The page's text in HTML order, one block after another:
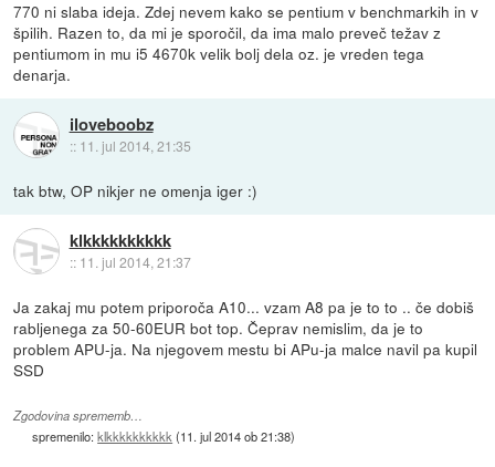
770 ni slaba ideja. Zdej nevem kako se pentium v benchmarkih in v
špilih. Razen to, da mi je sporočil, da ima malo preveč težav z
pentiumom in mu i5 4670k velik bolj dela oz. je vreden tega
denarja.
iloveboobz
:: 11. jul 2014, 21:35
tak btw, OP nikjer ne omenja iger :)
klkkkkkkkkkk
:: 11. jul 2014, 21:37
Ja zakaj mu potem priporoča A10... vzam A8 pa je to to .. če dobiš
rabljenega za 50-60EUR bot top. Čeprav nemislim, da je to
problem APU-ja. Na njegovem mestu bi APu-ja malce navil pa kupil
SSD
Zgodovina sprememb…
spremenilo:klkkkkkkkkkk (11. jul 2014 ob 21:38)